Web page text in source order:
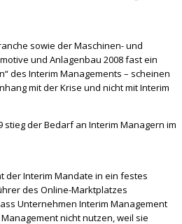
sowie der Maschinen- und
und Anlagenbau 2008 fast ein
des Interim Managements – scheinen
mit der Krise und nicht mit Interim
der Bedarf an Interim Managern im
der Interim Mandate in ein festes
des Online-Marktplatzes
Unternehmen Interim Management
nicht nutzen, weil sie